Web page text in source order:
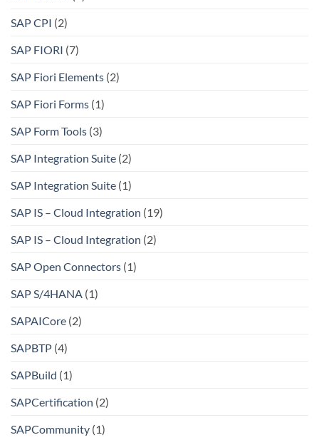
SAP CPI (2)
SAP FIORI (7)
SAP Fiori Elements (2)
SAP Fiori Forms (1)
SAP Form Tools (3)
SAP Integration Suite (2)
SAP Integration Suite (1)
SAP IS – Cloud Integration (19)
SAP IS – Cloud Integration (2)
SAP Open Connectors (1)
SAP S/4HANA (1)
SAPAICore (2)
SAPBTP (4)
SAPBuild (1)
SAPCertification (2)
SAPCommunity (1)